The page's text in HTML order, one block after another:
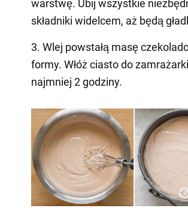
warstwę. Ubij wszystkie
składniki widelcem, aż będą
3. Wlej powstałą masę
formy. Włóż ciasto do
najmniej 2 godziny.